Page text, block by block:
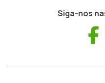
Siga-nos